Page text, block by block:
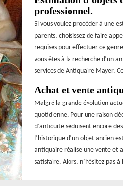
professionnel.
Si vous voulez procéder à une
parents, choisissez de faire
requises pour effectuer ce
vous êtes à la recherche d’un
services de Antiquaire Mayer.
Achat et vente
Malgré la grande évolution
quotidienne. Pour une raison
d’antiquité séduisent encore
l’historique d’un objet ancien
antiquaire réalise une vente et
satisfaire. Alors, n’hésitez pas